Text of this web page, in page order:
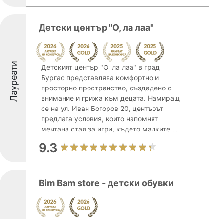
Лауреати
Детски център "О, ла лаа"
Детският център "О, ла лаа" в град
Бургас представлява комфортно и
просторно пространство, създадено с
внимание и грижа към децата. Намиращ
се на ул. Иван Богоров 20, центърът
предлага условия, които напомнят
мечтана стая за игри, където малките ...
9.3
Bim Bam store - детски обувки